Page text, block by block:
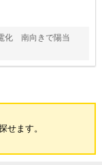
化 南向きで陽当
せます。